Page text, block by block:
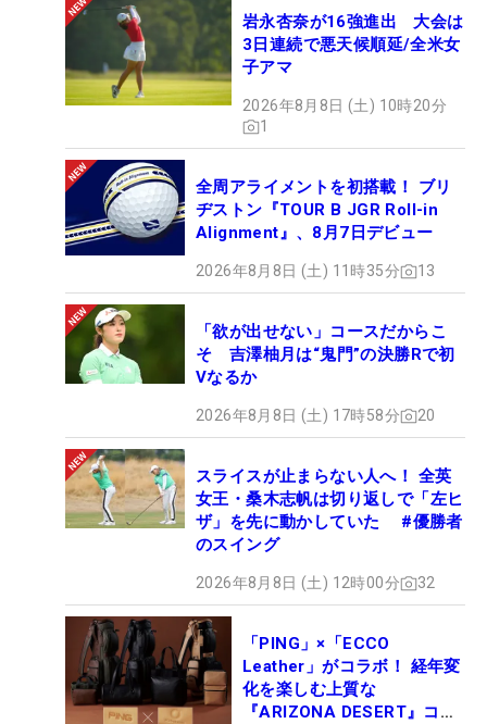
岩永杏奈が16強進出 大会は
3日連続で悪天候順延/全米女
子アマ
2026年8月8日 (土) 10時20分
1
全周アライメントを初搭載！ ブリ
ヂストン『TOUR B JGR Roll-in
Alignment』、8月7日デビュー
2026年8月8日 (土) 11時35分 13
「欲が出せない」コースだからこ
そ 吉澤柚月は“鬼門”の決勝Rで初
Vなるか
2026年8月8日 (土) 17時58分 20
スライスが止まらない人へ！ 全英
女王・桑木志帆は切り返しで「左ヒ
ザ」を先に動かしていた #優勝者
のスイング
2026年8月8日 (土) 12時00分 32
「PING」×「ECCO
Leather」がコラボ！ 経年変
化を楽しむ上質な
『ARIZONA DESERT』コレ